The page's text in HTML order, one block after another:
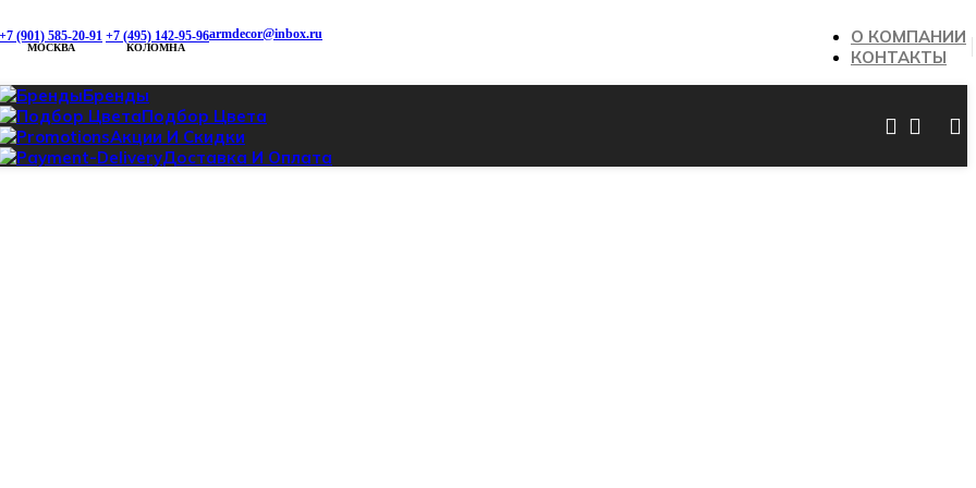
+7 (901) 585-20-91
МОСКВА
+7 (495) 142-95-96
КОЛОМНА
armdecor@inbox.ru
О КОМПАНИИ
КОНТАКТЫ
Бренды
Подбор Цвета
Акции И Скидки
Доставка И Оплата